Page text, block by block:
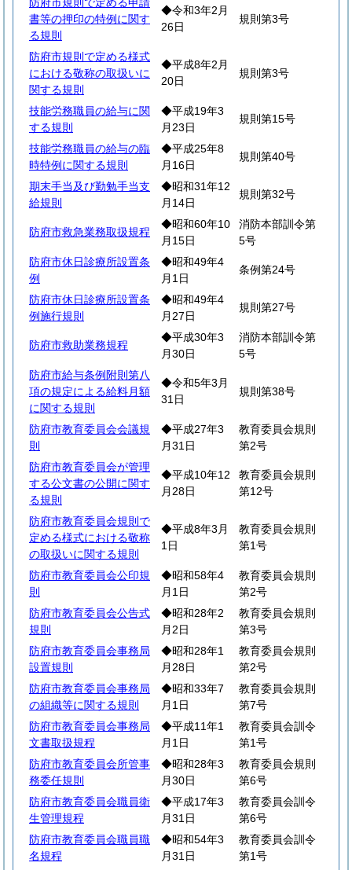
書等の押印の特例に関す
る規則
◆令和3年2月
26日
規則第3号
防府市規則で定める様式
における敬称の取扱いに
関する規則
◆平成8年2月
20日
規則第3号
技能労務職員の給与に関
する規則
◆平成19年3
月23日
規則第15号
技能労務職員の給与の臨
時特例に関する規則
◆平成25年8
月16日
規則第40号
期末手当及び勤勉手当支
給規則
◆昭和31年12
月14日
規則第32号
防府市救急業務取扱規程
◆昭和60年10
月15日
消防本部訓令第
5号
防府市休日診療所設置条
例
◆昭和49年4
月1日
条例第24号
防府市休日診療所設置条
例施行規則
◆昭和49年4
月27日
規則第27号
防府市救助業務規程
◆平成30年3
月30日
消防本部訓令第
5号
防府市給与条例附則第八
項の規定による給料月額
に関する規則
◆令和5年3月
31日
規則第38号
防府市教育委員会会議規
則
◆平成27年3
月31日
教育委員会規則
第2号
防府市教育委員会が管理
する公文書の公開に関す
る規則
◆平成10年12
月28日
教育委員会規則
第12号
防府市教育委員会規則で
定める様式における敬称
の取扱いに関する規則
◆平成8年3月
1日
教育委員会規則
第1号
防府市教育委員会公印規
則
◆昭和58年4
月1日
教育委員会規則
第2号
防府市教育委員会公告式
規則
◆昭和28年2
月2日
教育委員会規則
第3号
防府市教育委員会事務局
設置規則
◆昭和28年1
月28日
教育委員会規則
第2号
防府市教育委員会事務局
の組織等に関する規則
◆昭和33年7
月1日
教育委員会規則
第7号
防府市教育委員会事務局
文書取扱規程
◆平成11年1
月1日
教育委員会訓令
第1号
防府市教育委員会所管事
務委任規則
◆昭和28年3
月30日
教育委員会規則
第6号
防府市教育委員会職員衛
生管理規程
◆平成17年3
月31日
教育委員会訓令
第6号
防府市教育委員会職員職
名規程
◆昭和54年3
月31日
教育委員会訓令
第1号